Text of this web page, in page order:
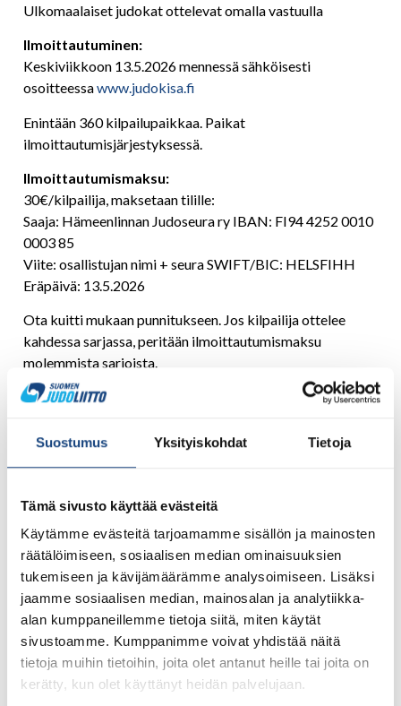
Suostumus Yksityiskohdat Tietoja
Tämä sivusto käyttää evästeitä
Käytämme evästeitä tarjoamamme sisällön ja mainosten
räätälöimiseen, sosiaalisen median ominaisuuksien
tukemiseen ja kävijämäärämme analysoimiseen. Lisäksi
jaamme sosiaalisen median, mainosalan ja analytiikka-
alan kumppaneillemme tietoja siitä, miten käytät
sivustoamme. Kumppanimme voivat yhdistää näitä
tietoja muihin tietoihin, joita olet antanut heille tai joita on
kerätty, kun olet käyttänyt heidän palvelujaan.
Ulkomaalaiset judokat ottelevat omalla vastuulla
Ilmoittautuminen:
Keskiviikkoon 13.5.2026 mennessä sähköisesti
osoitteessawww.judokisa.fi
Enintään 360 kilpailupaikkaa. Paikat
ilmoittautumisjärjestyksessä.
Ilmoittautumismaksu:
30€/kilpailija, maksetaan tilille:
Saaja: Hämeenlinnan Judoseura ry IBAN: FI94 4252 0010
0003 85
Viite: osallistujan nimi + seura SWIFT/BIC: HELSFIHH
Eräpäivä: 13.5.2026
Ota kuitti mukaan punnitukseen. Jos kilpailija ottelee
kahdessa sarjassa, peritään ilmoittautumismaksu
molemmista sarjoista.
Ruokailut:
Lisätiedot:
Tapio Siltanen +358 50 910 4876, tapio-
siltanen@outlook.com
–LADATTAVA KUTSU TÄSTÄ–
Date:
Saturday 16-5-2026
Competition place:
Loimua Areena Härkätie 17 B, 13600 Hämeenlinna